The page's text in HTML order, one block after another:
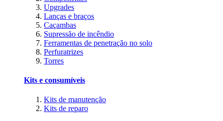
Upgrades
Lanças e braços
Caçambas
Supressão de incêndio
Ferramentas de penetração no solo
Perfuratrizes
Torres
Kits e consumíveis
Kits de manutenção
Kits de reparo